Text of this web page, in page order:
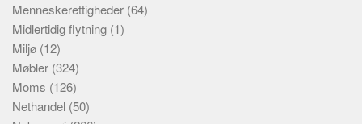
Menneskerettigheder (64)
Midlertidig flytning (1)
Miljø (12)
Møbler (324)
Moms (126)
Nethandel (50)